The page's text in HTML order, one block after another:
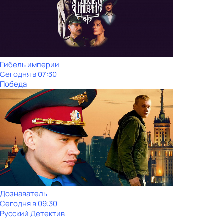
Гибель империи
Сегодня в 07:30
Победа
Дознаватель
Сегодня в 09:30
Русский Детектив